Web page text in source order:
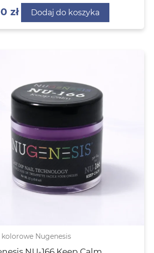
zł Dodaj do koszyka
Nugenesis